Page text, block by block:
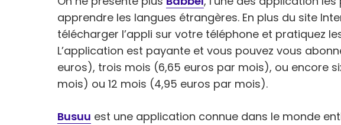
apprendre les langues étrangères. En plus du site
télécharger l’appli sur votre téléphone et pratiquez
L’application est payante et vous pouvez vous
euros), trois mois (6,65 euros par mois), ou encore
mois) ou 12 mois (4,95 euros par mois).
Busuu est une application connue dans le monde